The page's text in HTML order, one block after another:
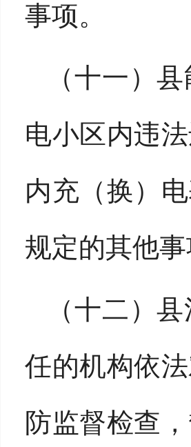
事项。
（十一）县
电小区内违
内充（换）
规定的其他事
（十二）
任的机构依
防监督检查